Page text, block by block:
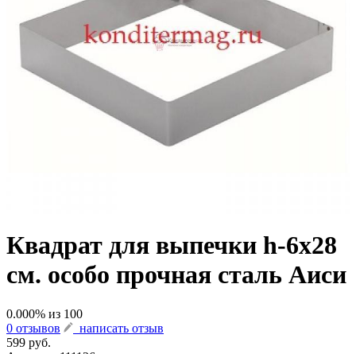
Квадрат для выпечки h-6х28
см. особо прочная сталь Аиси
0.000% из 100
0 отзывов
написать отзыв
599 руб.